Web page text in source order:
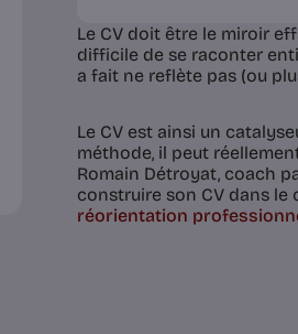
Le CV doit être le miroir
difficile de se raconter
a fait ne reflète pas (ou
Le CV est ainsi un
méthode, il peut
Romain Détroyat, coach
construire son CV dans le
réorientation